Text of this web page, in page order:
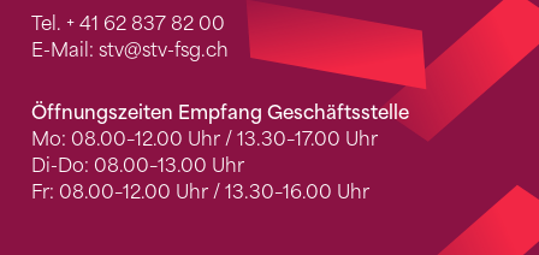
Tel. + 41 62 837 82 00
E-Mail: stv@stv-fsg.ch
Öffnungszeiten Empfang Geschäftsstelle
Mo: 08.00–12.00 Uhr / 13.30–17.00 Uhr
Di-Do: 08.00–13.00 Uhr
Fr: 08.00–12.00 Uhr / 13.30–16.00 Uhr